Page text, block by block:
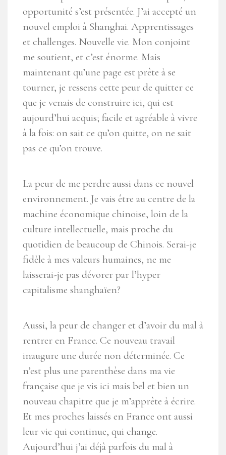
opportunité s’est présentée. J’ai accepté un
nouvel emploi à Shanghai. Apprentissages
et challenges. Nouvelle vie. Mon conjoint
me soutient, et c’est énorme. Mais
maintenant qu’une page est prête à se
tourner, je ressens cette peur de quitter ce
que je venais de construire ici, qui est
aujourd’hui acquis; facile et agréable à vivre
à la fois: on sait ce qu’on quitte, on ne sait
pas ce qu’on trouve.
La peur de me perdre aussi dans ce nouvel
environnement. Je vais être au centre de la
machine économique chinoise, loin de la
culture intellectuelle, mais proche du
quotidien de beaucoup de Chinois. Serai-je
fidèle à mes valeurs humaines, ne me
laisserai-je pas dévorer par l’hyper
capitalisme shanghaïen?
Aussi, la peur de changer et d’avoir du mal à
rentrer en France. Ce nouveau travail
inaugure une durée non déterminée. Ce
n’est plus une parenthèse dans ma vie
française que je vis ici mais bel et bien un
nouveau chapitre que je m’apprête à écrire.
Et mes proches laissés en France ont aussi
leur vie qui continue, qui change.
Aujourd’hui j’ai déjà parfois du mal à